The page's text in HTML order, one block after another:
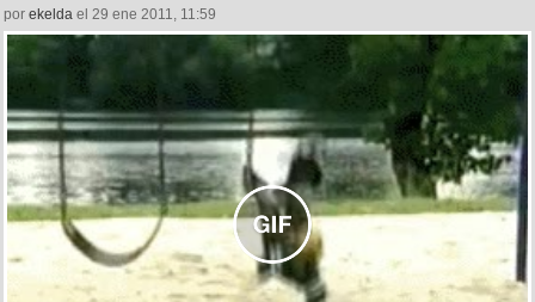
por ekelda el 29 ene 2011, 11:59